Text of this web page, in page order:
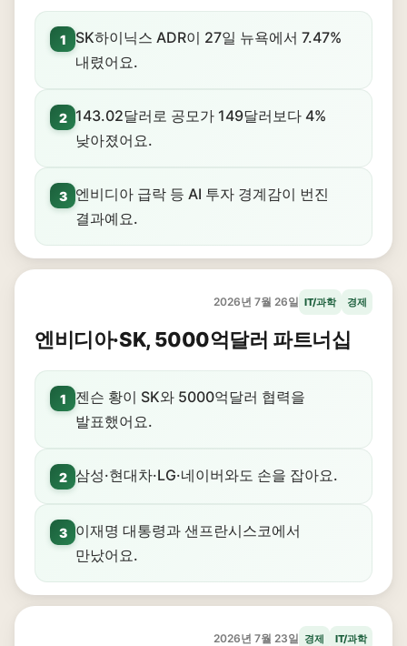
1
SK하이닉스 ADR이 27일 뉴욕에서 7.47%
내렸어요.
2 143.02달러로 공모가 149달러보다 4%
낮아졌어요.
3
엔비디아 급락 등 AI 투자 경계감이 번진
결과예요.
2026년 7월 26일 IT/과학 경제
엔비디아·SK, 5000억달러 파트너십
1
젠슨 황이 SK와 5000억달러 협력을
발표했어요.
2 삼성·현대차·LG·네이버와도 손을 잡아요.
3
이재명 대통령과 샌프란시스코에서
만났어요.
2026년 7월 23일 경제 IT/과학